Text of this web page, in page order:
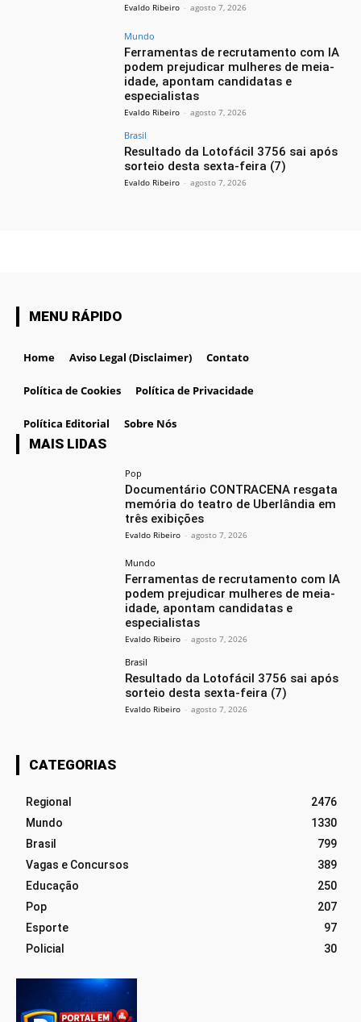
Evaldo Ribeiro - agosto 7, 2026
Mundo
Ferramentas de recrutamento com IA
podem prejudicar mulheres de meia-
idade, apontam candidatas e
especialistas
Evaldo Ribeiro - agosto 7, 2026
Brasil
Resultado da Lotofácil 3756 sai após
sorteio desta sexta-feira (7)
Evaldo Ribeiro - agosto 7, 2026
MENU RÁPIDO
Home Aviso Legal (Disclaimer) Contato
Política de Cookies Política de Privacidade
Política Editorial Sobre Nós
MAIS LIDAS
Pop
Documentário CONTRACENA resgata
memória do teatro de Uberlândia em
três exibições
Evaldo Ribeiro - agosto 7, 2026
Mundo
Ferramentas de recrutamento com IA
podem prejudicar mulheres de meia-
idade, apontam candidatas e
especialistas
Evaldo Ribeiro - agosto 7, 2026
Brasil
Resultado da Lotofácil 3756 sai após
sorteio desta sexta-feira (7)
Evaldo Ribeiro - agosto 7, 2026
CATEGORIAS
Regional
2476
Mundo
1330
Brasil
799
Vagas e Concursos
389
Educação
250
Pop
207
Esporte
97
Policial
30